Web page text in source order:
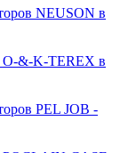
NEUSON в
O-&-K-TEREX в
PEL JOB -